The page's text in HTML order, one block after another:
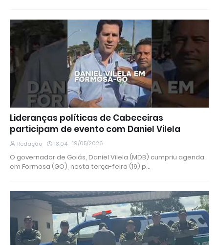
Lideranças políticas de Cabeceiras
participam de evento com Daniel Vilela
Redação 13:04 19/05/2026
O governador de Goiás, Daniel Vilela (MDB) cumpriu agenda
em Formosa (GO), nesta terça-feira (19) p…